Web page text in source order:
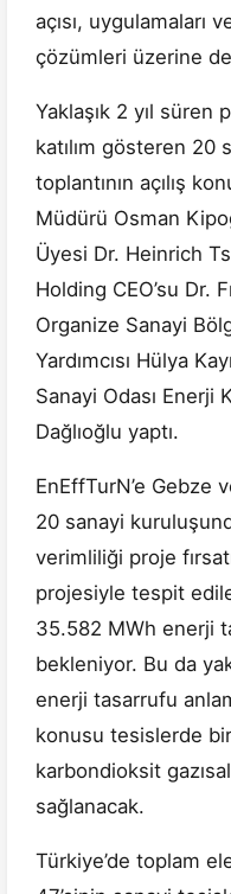
açısı, uygulamaları
çözümleri üzerine
Yaklaşık 2 yıl süren
katılım gösteren 20
toplantının açılış
Müdürü Osman
Üyesi Dr. Heinrich
Holding CEO’su Dr.
Organize Sanayi
Yardımcısı Hülya
Sanayi Odası Enerji
Dağlıoğlu yaptı.
EnEffTurN’e Gebze
20 sanayi
verimliliği proje
projesiyle tespit
35.582 MWh enerji
bekleniyor. Bu da
enerji tasarrufu
konusu tesislerde
karbondioksit
sağlanacak.
Türkiye’de toplam